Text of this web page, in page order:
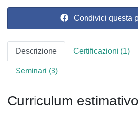
Condividi questa
Descrizione Certificazioni (1)
Seminari (3)
Curriculum estimativo